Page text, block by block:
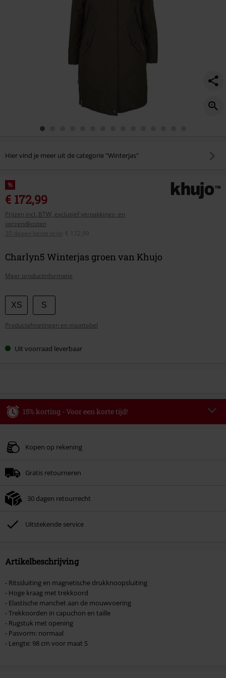
Hier vind je meer uit de categorie "Winterjas"
%
€ 172,99
Prijzen incl. BTW, exclusief verpakkings- en
verzendkosten
30 dagen beste prijs
€ 172,99
Charlyn5 Winterjas groen van Khujo
Meer productinformatie
Kies
je
maat
XS S
Productafmetingen en maattabel
Uit voorraad leverbaar
15% korting - Voor een korte tijd!
Alleen geldig op 06-08-2026 van 16:00 t/m 23:59 uur.
Zodra je de code hebt ingevoerd, wordt de korting automatisch verrekend in
Kan niet gecombineerd worden met andere kortingscodes. Boeken, media,
Toten Hosen, Metality, cadeaubonnen en artikelen met een inbegrepen
donatie zijn uitgesloten van de korting.
Kopen op rekening
Gratis retourneren
30 dagen retourrecht
Uitstekende service
Artikelbeschrijving
- Ritssluiting en magnetische drukknoopsluiting
- Hoge kraag met trekkoord
- Elastische manchet aan de mouwvoering
- Trekkoorden in capuchon en taille
- Rugstuk met opening
- Pasvorm: normaal
- Lengte: 98 cm voor maat S